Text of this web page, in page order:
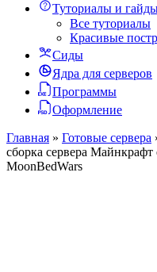
Туториалы и
Все туториалы
Красивые
Сиды
Ядра для серверов
Программы
Оформление
Главная » Готовые сервера
сборка сервера
MoonBedWars